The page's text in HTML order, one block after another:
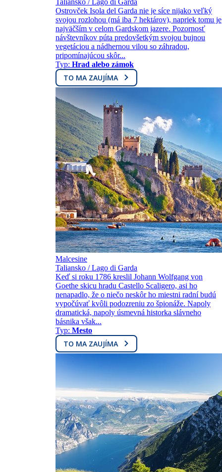
Ostrovček Isola del Garda nie je síce nijako veľký
svojou rozlohou (má iba 7 hektárov), napriek tomu je
najväčším v celom Gardskom jazere. Pozornosť
návštevníkov púta predovšetkým svojou bujnou
vegetáciou a nádhernou vilou so záhradou,
pripomínajúcou skôr...
Typ: Hrad alebo zámok
TO MA ZAUJÍMA
Malcesine
Taliansko / Lago di Garda
Keď si roku 1786 kreslil Johann Wolfgang von
Goethe skicu hradu Castello Scaligero, asi ho
nenapadlo, že o niečo neskôr ho miestni radní budú
vypočúvať kvôli podozreniu zo špionáže. Napoly
dramatická, napoly úsmevná historka slávneho
básnika však...
Typ: Mesto
TO MA ZAUJÍMA